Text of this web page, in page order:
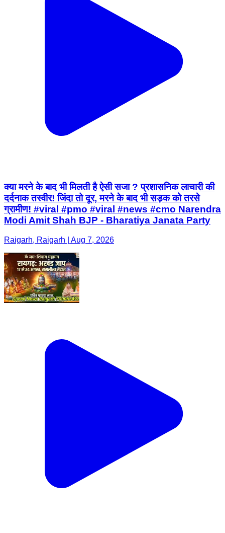
क्या मरने के बाद भी मिलती है ऐसी सजा ? प्रशासनिक लाचारी की
दर्दनाक तस्वीर! जिंदा तो दूर, मरने के बाद भी सड़क को तरसे
ग्रामीण! #viral #pmo #viral #news #cmo Narendra
Modi Amit Shah BJP - Bharatiya Janata Party
Raigarh, Raigarh | Aug 7, 2026